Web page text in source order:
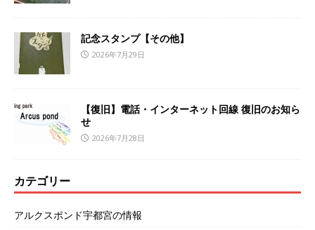
記念スタンプ【その他】
2026年7月29日
【復旧】電話・インターネット回線 復旧のお知ら
せ
2026年7月28日
カテゴリー
アルクスポンド宇都宮の情報